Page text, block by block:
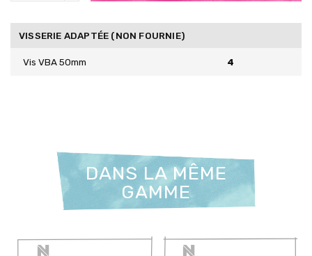
VISSERIE ADAPTÉE (NON FOURNIE)
Vis VBA 50mm 4
DANS LA MÊME
GAMME